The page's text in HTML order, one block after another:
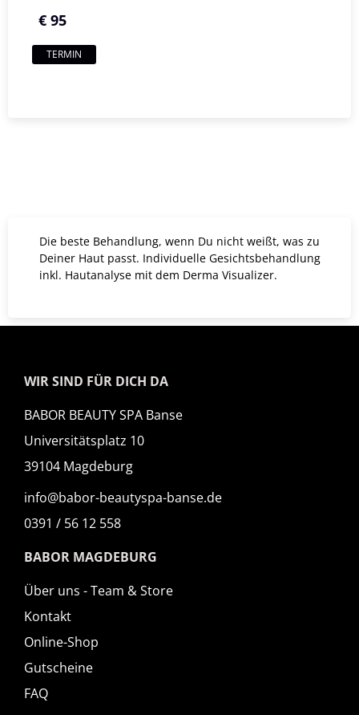
€ 95
TERMIN
Die beste Behandlung, wenn Du nicht weißt, was zu
Deiner Haut passt. Individuelle Gesichtsbehandlung
inkl. Hautanalyse mit dem Derma Visualizer.
WIR SIND FÜR DICH DA
BABOR BEAUTY SPA Banse
Universitätsplatz 10
39104 Magdeburg
info@babor-beautyspa-banse.de
0391 / 56 12 558
BABOR MAGDEBURG
Über uns - Team & Store
Kontakt
Online-Shop
Gutscheine
FAQ